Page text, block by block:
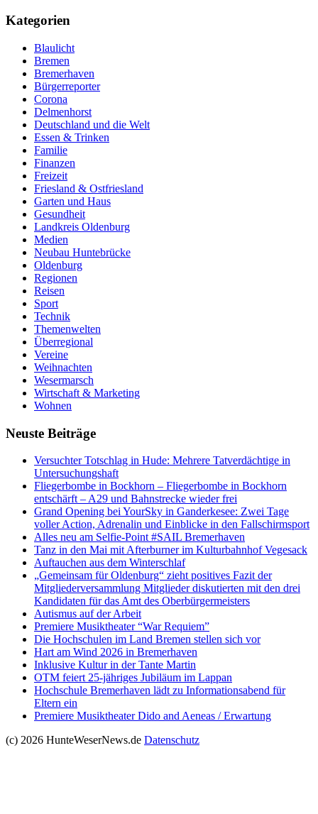
Kategorien
Blaulicht
Bremen
Bremerhaven
Bürgerreporter
Corona
Delmenhorst
Deutschland und die Welt
Essen & Trinken
Familie
Finanzen
Freizeit
Friesland & Ostfriesland
Garten und Haus
Gesundheit
Landkreis Oldenburg
Medien
Neubau Huntebrücke
Oldenburg
Regionen
Reisen
Sport
Technik
Themenwelten
Überregional
Vereine
Weihnachten
Wesermarsch
Wirtschaft & Marketing
Wohnen
Neuste Beiträge
Versucht­er Totschlag in Hude: Mehrere Tatverdächtige in
Untersuchungshaft
Fliegerbombe in Bockhorn – Fliegerbombe in Bockhorn
entschärft – A29 und Bahnstrecke wieder frei
Grand Opening bei YourSky in Ganderkesee: Zwei Tage
voller Action, Adrenalin und Einblicke in den Fallschirmsport
Alles neu am Selfie-Point #SAIL Bremerhaven
Tanz in den Mai mit Afterburner im Kulturbahnhof Vegesack
Auftauchen aus dem Winterschlaf
„Gemeinsam für Oldenburg“ zieht positives Fazit der
Mitgliederversammlung Mitglieder diskutierten mit den drei
Kandidaten für das Amt des Oberbürgermeisters
Autismus auf der Arbeit
Premiere Musiktheater “War Requiem”
Die Hochschulen im Land Bremen stellen sich vor
Hart am Wind 2026 in Bremerhaven
Inklusive Kultur in der Tante Martin
OTM feiert 25-jähriges Jubiläum im Lappan
Hochschule Bremerhaven lädt zu Informationsabend für
Eltern ein
Premiere Musiktheater Dido and Aeneas / Erwartung
(c) 2026 HunteWeserNews.de Datenschutz